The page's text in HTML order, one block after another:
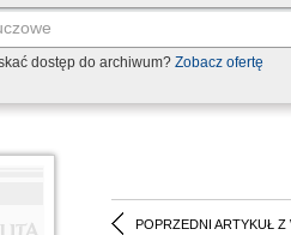
dostęp do archiwum? Zobacz ofertę
POPRZEDNI ARTYKUŁ Z